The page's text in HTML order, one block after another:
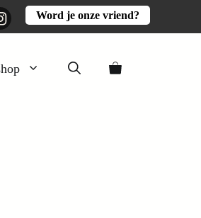
InstagramWord je onze vriend?